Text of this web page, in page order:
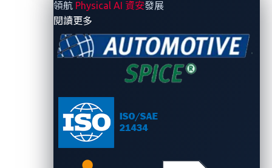
領航 Physical AI 資安發展
閱讀更多
Security at the forefront.
continuously evolving, establishing a
comprehensive security policy ensures that both
existing employees and new hires can follow a
management, cybersecurity plan guidelines,
software security policy, continuous
improvement programs, and continuous training